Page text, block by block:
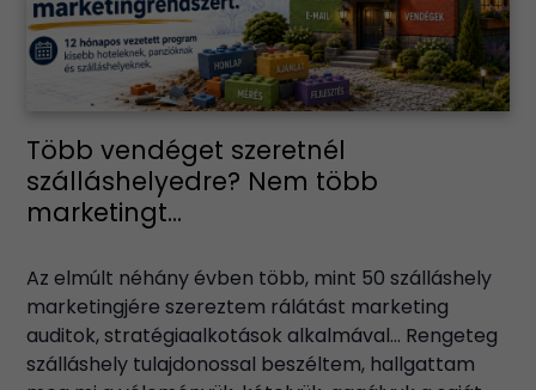
Több vendéget szeretnél
szálláshelyedre? Nem több
marketingt...
Az elmúlt néhány évben több, mint 50 szálláshely
marketingjére szereztem rálátást marketing
auditok, stratégiaalkotások alkalmával… Rengeteg
szálláshely tulajdonossal beszéltem, hallgattam